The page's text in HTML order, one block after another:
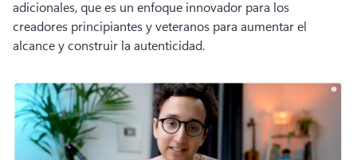
adicionales, que es un enfoque innovador para los
creadores principiantes y veteranos para aumentar el
alcance y construir la autenticidad.